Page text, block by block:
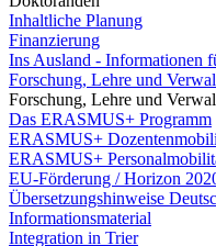
Inhaltliche Planung
Finanzierung
Ins Ausland - Informationen
Forschung, Lehre und
Forschung, Lehre und
Das ERASMUS+ Programm
ERASMUS+
ERASMUS+
EU-Förderung / Horizon
Übersetzungshinweise
Informationsmaterial
Integration in Trier